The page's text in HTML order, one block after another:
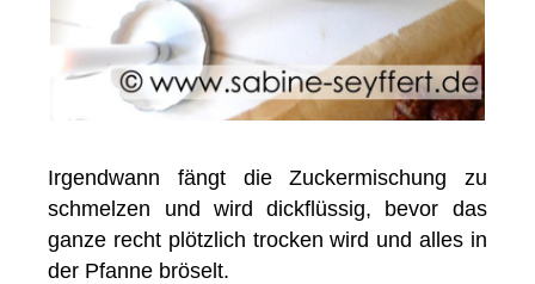
Irgendwann fängt die Zuckermischung zu
schmelzen und wird dickflüssig, bevor das
ganze recht plötzlich trocken wird und alles in
der Pfanne bröselt.